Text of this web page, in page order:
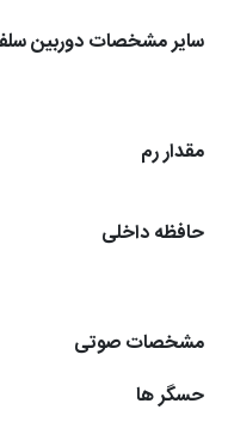
سایر مشخصات دوربین
مقدار رم
حافظه داخلی
مشخصات صوتی
حسگر ها